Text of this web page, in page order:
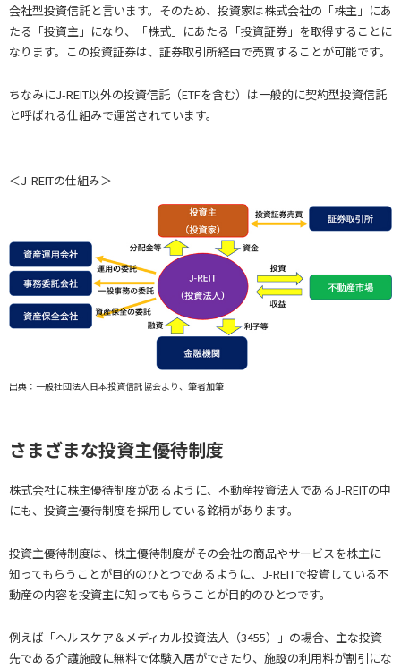
会社型投資信託と言います。そのため、投資家は株式会社の「株主」にあ
たる「投資主」になり、「株式」にあたる「投資証券」を取得することに
なります。この投資証券は、証券取引所経由で売買することが可能です。
ちなみにJ-REIT以外の投資信託（ETFを含む）は一般的に契約型投資信託
と呼ばれる仕組みで運営されています。
＜J-REITの仕組み＞
出典：一般社団法人日本投資信託協会より、筆者加筆
さまざまな投資主優待制度
株式会社に株主優待制度があるように、不動産投資法人であるJ-REITの中
にも、投資主優待制度を採用している銘柄があります。
投資主優待制度は、株主優待制度がその会社の商品やサービスを株主に
知ってもらうことが目的のひとつであるように、J-REITで投資している不
動産の内容を投資主に知ってもらうことが目的のひとつです。
例えば「ヘルスケア＆メディカル投資法人（3455）」の場合、主な投資
先である介護施設に無料で体験入居ができたり、施設の利用料が割引にな